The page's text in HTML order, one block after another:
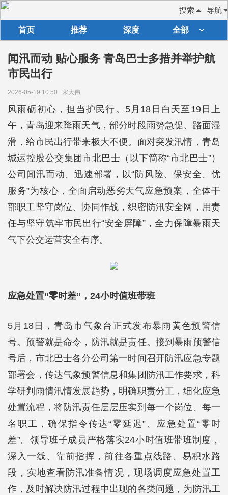
导航
搜索
首页 推荐 深度 全部
闻汛而动 贴心服务 青岛巴士多措并举护航
市民出行
2026-05-19 10:50 宋大伟
风雨砺初心，担当护民行。5月18日白天至19日上
午，青岛迎来降雨天气，部分时段雨势急促、路面湿
滑，给市民出行带来极大不便。面对突发汛情，青岛
城运控股公交集团市北巴士（以下简称“市北巴士”）
公司闻汛而动、迅速部署，以“防风险、保安全、优
服务”为核心，全面启动恶劣天气应急预案，全体干
部职工坚守岗位、协同作战，织密防汛安全网，用责
任与坚守筑牢市民出行“安全屏障”，全力保障暴雨天
气下公交运营安全有序。
应急处置“零时差”，24小时值班带班
5月18日，青岛市气象台正式发布暴雨黄色预警信
号。预警就是命令，防汛就是责任。接到暴雨预警信
号后，市北巴士各分公司第一时间召开防汛应急专题
部署会，传达气象预警信息和集团防汛工作要求，科
学研判雨情汛情发展趋势，明确职责分工，细化应急
处置流程，将防汛责任层层压实到每一个岗位、每一
名职工，确保指令传达“零延迟”、应急处置“零时
差”。领导班子成员严格落实24小时值班带班制度，
深入一线、靠前指挥，前往各重点线路、易积水路
段，实地查看防汛准备情况，现场调度应急处置工
作，及时解决防汛过程中出现的各类问题，为防汛工